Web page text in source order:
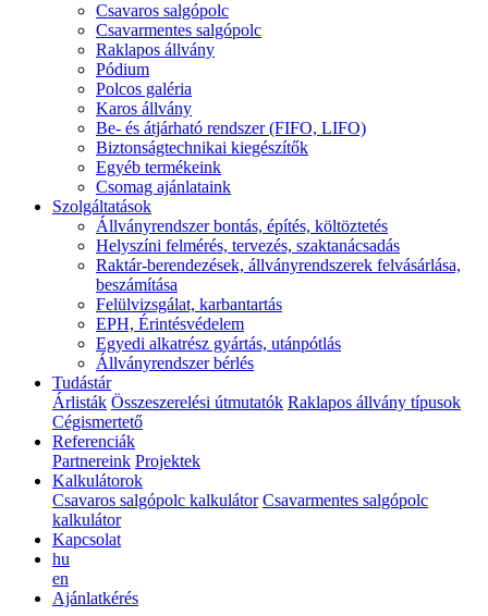
Csavaros salgópolc
Csavarmentes salgópolc
Raklapos állvány
Pódium
Polcos galéria
Karos állvány
Be- és átjárható rendszer (FIFO, LIFO)
Biztonságtechnikai kiegészítők
Egyéb termékeink
Csomag ajánlataink
Szolgáltatások
Állványrendszer bontás, építés, költöztetés
Helyszíni felmérés, tervezés, szaktanácsadás
Raktár-berendezések, állványrendszerek felvásárlása,
beszámítása
Felülvizsgálat, karbantartás
EPH, Érintésvédelem
Egyedi alkatrész gyártás, utánpótlás
Állványrendszer bérlés
Tudástár
Árlisták Összeszerelési útmutatók Raklapos állvány típusok
Cégismertető
Referenciák
Partnereink Projektek
Kalkulátorok
Csavaros salgópolc kalkulátor Csavarmentes salgópolc
kalkulátor
Kapcsolat
hu
en
Ajánlatkérés